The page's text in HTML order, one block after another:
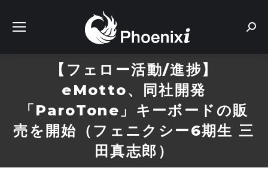
【フェロー活動/進捗】
eMotto、同社開発
「ParoTone」キーボードの販
売を開始（フェニクシー6期生 三
田真志郎）